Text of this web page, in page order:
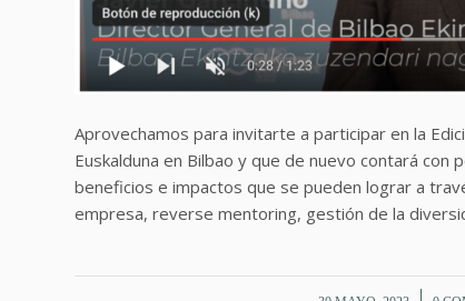
Aprovechamos para invitarte a participar en la
Euskalduna en Bilbao y que de nuevo contará
beneficios e impactos que se pueden lograr a
empresa, reverse mentoring, gestión de la